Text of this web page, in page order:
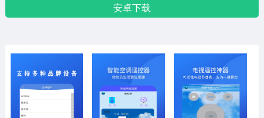
安卓下载